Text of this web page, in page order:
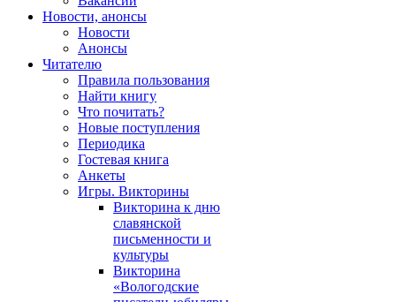
Новости, анонсы
Новости
Анонсы
Читателю
Правила пользования
Найти книгу
Что почитать?
Новые поступления
Периодика
Гостевая книга
Анкеты
Игры. Викторины
Викторина к дню
славянской
письменности и
культуры
Викторина
«Вологодские